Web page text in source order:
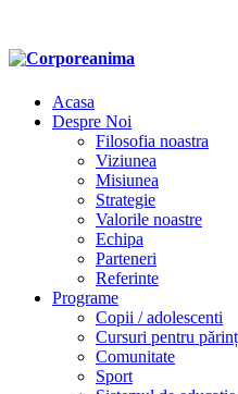
Acasa
Despre Noi
Filosofia noastra
Viziunea
Misiunea
Strategie
Valorile noastre
Echipa
Parteneri
Referinte
Programe
Copii / adolescenti
Cursuri pentru
Comunitate
Sport